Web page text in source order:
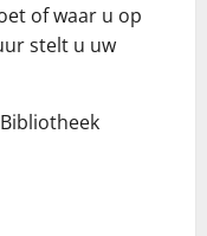
of waar u op
stelt u uw